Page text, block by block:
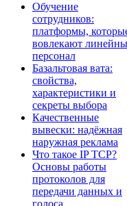
Обучение
сотрудников:
платформы,
вовлекают
персонал
Базальтовая вата:
свойства,
характеристики и
секреты выбора
Качественные
вывески: надёжная
наружная реклама
Что такое IP TCP?
Основы работы
протоколов для
передачи данных и